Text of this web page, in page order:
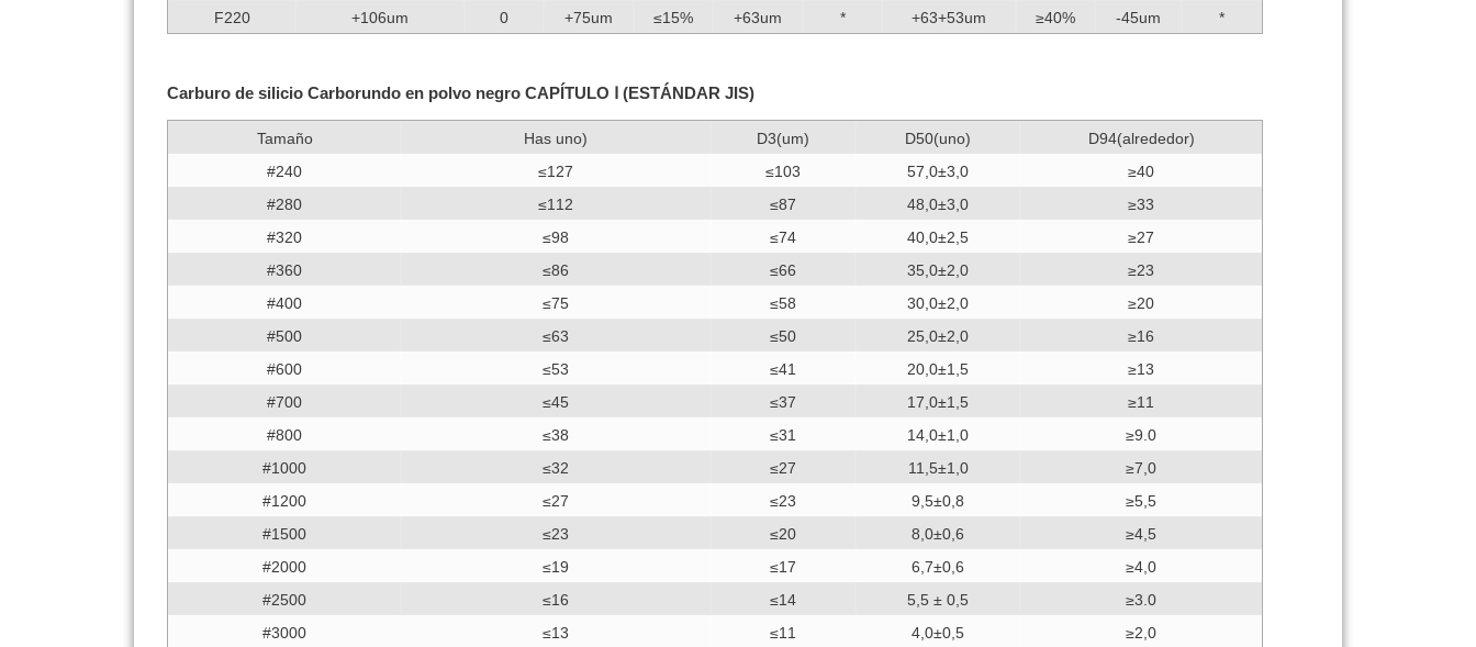
F220
+106um 0 +75um ≤15% +63um * +63+53um ≥40% -45um *
Carburo de silicio Carborundo en polvo negro CAPÍTULO Ⅰ (ESTÁNDAR JIS)
Tamaño Has uno) D3(um) D50(uno)
D94(alrededor)
#240
≤127 ≤103 57,0±3,0
≥40
#280
≤112 ≤87 48,0±3,0
≥33
#320
≤98 ≤74 40,0±2,5
≥27
#360
≤86 ≤66 35,0±2,0
≥23
#400
≤75 ≤58 30,0±2,0
≥20
#500
≤63 ≤50 25,0±2,0
≥16
#600
≤53 ≤41 20,0±1,5
≥13
#700
≤45 ≤37 17,0±1,5
≥11
#800
≤38 ≤31 14,0±1,0
≥9.0
#1000
≤32 ≤27 11,5±1,0
≥7,0
#1200
≤27 ≤23 9,5±0,8
≥5,5
#1500
≤23 ≤20 8,0±0,6
≥4,5
#2000
≤19 ≤17 6,7±0,6
≥4,0
#2500
≤16 ≤14 5,5 ± 0,5
≥3.0
#3000
≤13 ≤11 4,0±0,5
≥2,0